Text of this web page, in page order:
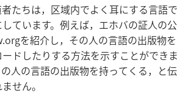
たちは，区域内でよく耳にする言語で
ています。例えば，エホバの証人の公
を紹介し，その人の言語の出版物を
ドしたりする方法を示すことができま
人の言語の出版物を持ってくる，と伝
せん。